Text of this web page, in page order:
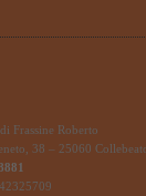
Frassine Roberto
38 – 25060